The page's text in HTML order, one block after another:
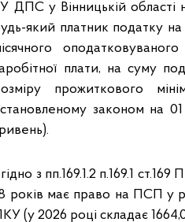
ДПС у Вінницькій області
який платник податку
плати, на суму
прожиткового
законом на
з пп.169.1.2 п.169.1
років має право на ПСП у
(у 2026 році складає